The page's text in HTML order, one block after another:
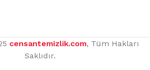
censantemizlik.com, Tüm Hakları
Saklıdır.